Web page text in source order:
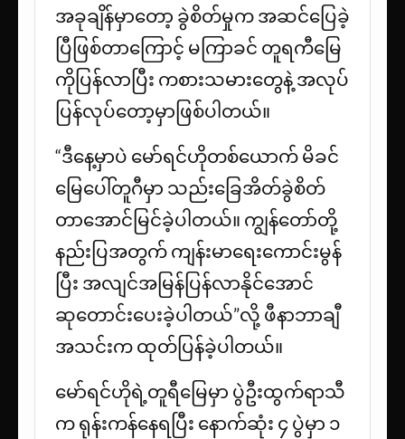
အခုချိန်မှာတော့ ခွဲစိတ်မှုက အဆင်ပြေခဲ့
ပြီဖြစ်တာကြောင့် မကြာခင် တူရကီမြေ
ကိုပြန်လာပြီး ကစားသမားတွေနဲ့ အလုပ်
ပြန်လုပ်တော့မှာဖြစ်ပါတယ်။
“ဒီနေ့မှာပဲ မော်ရင်ဟိုတစ်ယောက် မိခင်
မြေပေါ်တူဂီမှာ သည်းခြေအိတ်ခွဲစိတ်
တာအောင်မြင်ခဲ့ပါတယ်။ ကျွန်တော်တို့
နည်းပြအတွက် ကျန်းမာရေးကောင်းမွန်
ပြီး အလျင်အမြန်ပြန်လာနိုင်အောင်
ဆုတောင်းပေးခဲ့ပါတယ်”လို့ ဖီနာဘာချီ
အသင်းက ထုတ်ပြန်ခဲ့ပါတယ်။
မော်ရင်ဟိုရဲ့တူရီမြေမှာ ပွဲဦးထွက်ရာသီ
က ရုန်းကန်နေရပြီး နောက်ဆုံး ၄ ပွဲမှာ ၁